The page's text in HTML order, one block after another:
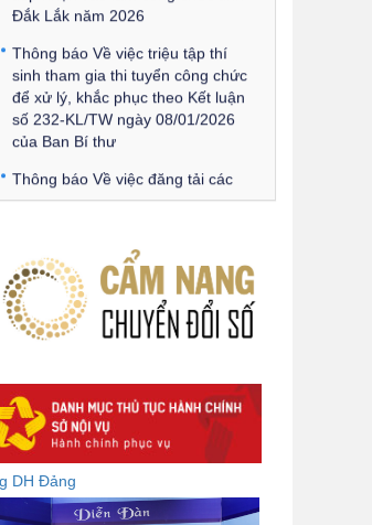
Đắk Lắk năm 2026
Thông báo Về việc triệu tập thí
sinh tham gia thi tuyển công chức
để xử lý, khắc phục theo Kết luận
số 232-KL/TW ngày 08/01/2026
của Ban Bí thư
Thông báo Về việc đăng tải các
văn bản ôn tập kỳ tuyển dụng công
08/01/2026 của Ban Bí thư
Sở Nội vụ tỉnh Đắk Lắk ban hành
Kế hoạch tuyển dụng công chức
để xử lý, khắc phục theo Kết luận
của Ban Bí thư
Lấy ý kiến góp ý dự thảo Tờ trình
và Quyết định Phân cấp thực hiện
hỗ trợ người lao động đi làm việc ở
nước ngoài theo hợp đồng đối với
lao động có nơi ở hiện tại tại địa